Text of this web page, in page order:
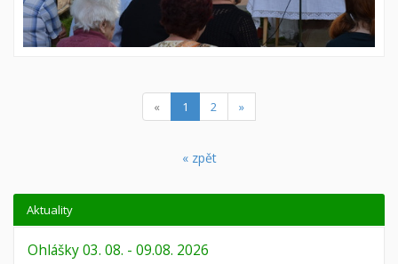
« 1 (current)
2 »
« zpět
Aktuality
Ohlášky 03. 08. - 09.08. 2026